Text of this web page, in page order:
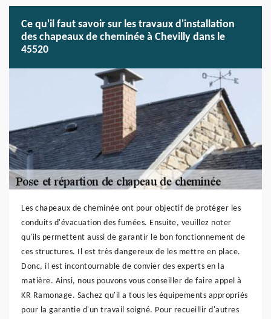
Ce qu'il faut savoir sur les travaux d'installation
des chapeaux de cheminée à Chevilly dans le
45520
Les chapeaux de cheminée ont pour objectif de protéger les
conduits d'évacuation des fumées. Ensuite, veuillez noter
qu'ils permettent aussi de garantir le bon fonctionnement de
ces structures. Il est très dangereux de les mettre en place.
Donc, il est incontournable de convier des experts en la
matière. Ainsi, nous pouvons vous conseiller de faire appel à
KR Ramonage. Sachez qu'il a tous les équipements appropriés
pour la garantie d'un travail soigné. Pour recueillir d'autres